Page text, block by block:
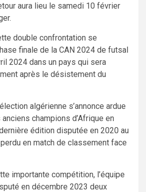
aura lieu le samedi 10 février
double confrontation se
finale de la CAN 2024 de futsal
2024 dans un pays qui sera
après le désistement du
algérienne s’annonce ardue
champions d’Afrique en
édition disputée en 2020 au
en match de classement face
importante compétition, l’équipe
en décembre 2023 deux